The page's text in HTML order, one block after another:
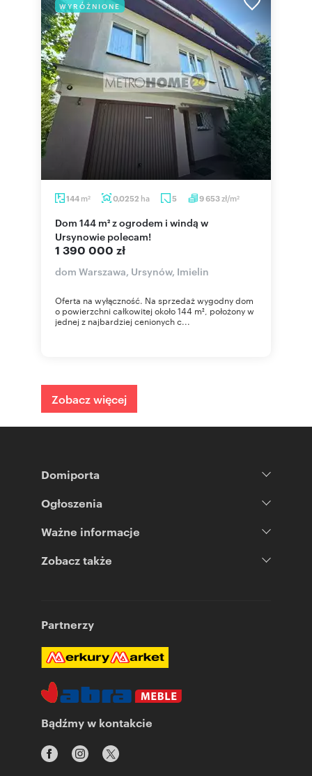
WYRÓŻNIONE
144 m2 0,0252 ha 5 9 653zł/m2
Dom 144 m² z ogrodem i windą w
Ursynowie polecam!
1 390 000 zł
dom Warszawa, Ursynów, Imielin
Oferta na wyłączność. Na sprzedaż wygodny dom
o powierzchni całkowitej około 144 m², położony w
jednej z najbardziej cenionych c...
Zobacz więcej
Domiporta
Ogłoszenia
Ważne informacje
Zobacz także
Partnerzy
Bądźmy w kontakcie